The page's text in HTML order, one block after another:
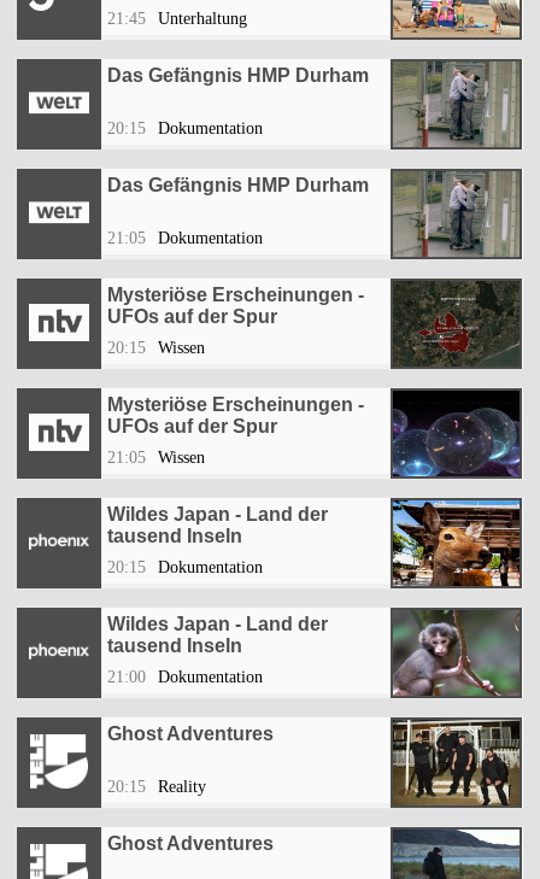
21:45 Unterhaltung
Das Gefängnis HMP Durham
20:15 Dokumentation
Das Gefängnis HMP Durham
21:05 Dokumentation
Mysteriöse Erscheinungen -
UFOs auf der Spur
20:15 Wissen
Mysteriöse Erscheinungen -
UFOs auf der Spur
21:05 Wissen
Wildes Japan - Land der
tausend Inseln
20:15 Dokumentation
Wildes Japan - Land der
tausend Inseln
21:00 Dokumentation
Ghost Adventures
20:15 Reality
Ghost Adventures